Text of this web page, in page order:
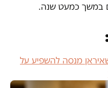
במשך כמעט שנה.
מנסה להשפיע על